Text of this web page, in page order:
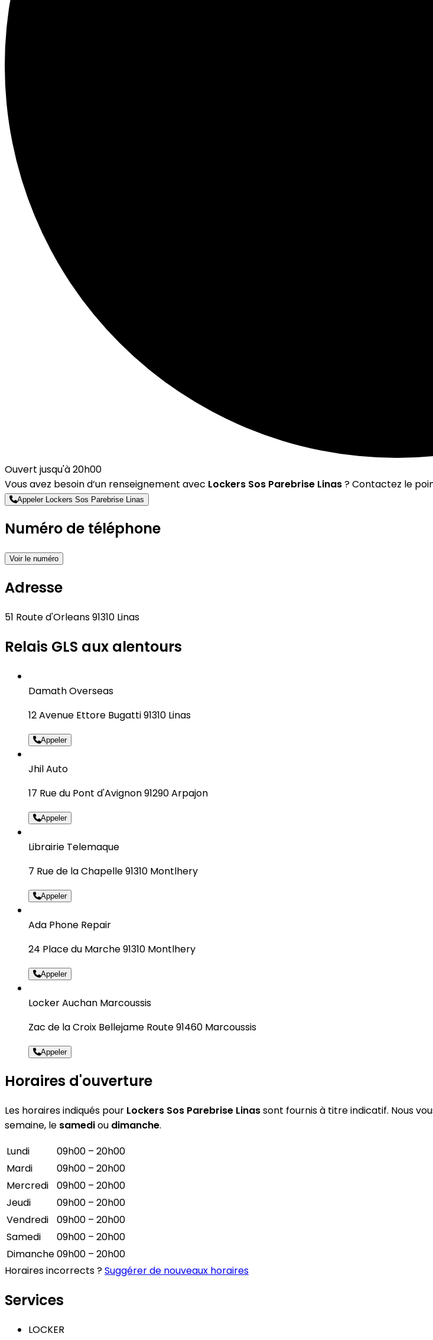
Ouvert jusqu'à 20h00
Vous avez besoin d’un renseignement avec Lockers Sos Parebrise Linas? Contactez le
Appeler Lockers Sos Parebrise Linas
Numéro de téléphone
Voir le numéro
Adresse
51 Route d'Orleans 91310 Linas
Relais GLS aux alentours
Damath Overseas
12 Avenue Ettore Bugatti 91310 Linas
Appeler
Jhil Auto
17 Rue du Pont d'Avignon 91290 Arpajon
Appeler
Librairie Telemaque
7 Rue de la Chapelle 91310 Montlhery
Appeler
Ada Phone Repair
24 Place du Marche 91310 Montlhery
Appeler
Locker Auchan Marcoussis
Zac de la Croix Bellejame Route 91460 Marcoussis
Appeler
Horaires d'ouverture
Les horaires indiqués pour Lockers Sos Parebrise Linassont fournis à titre indicatif. Nous
semaine, le samediou dimanche.
Lundi
09h00 – 20h00
Mardi
09h00 – 20h00
Mercredi
09h00 – 20h00
Jeudi
09h00 – 20h00
Vendredi
09h00 – 20h00
Samedi
09h00 – 20h00
Dimanche09h00 – 20h00
Horaires incorrects ?Suggérer de nouveaux horaires
Services
LOCKER